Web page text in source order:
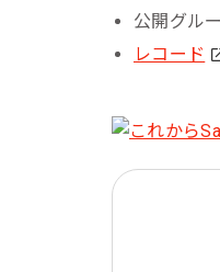
公開グル
レコード